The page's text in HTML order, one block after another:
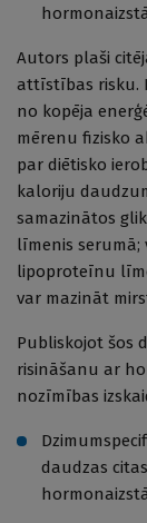
Autors plaši
attīstības risku.
no kopēja
mērenu fizisko
par diētisko
kaloriju
samazinātos
līmenis
lipoproteīnu
var mazināt
Publiskojot šos
risināšanu ar
nozīmības
daudzas